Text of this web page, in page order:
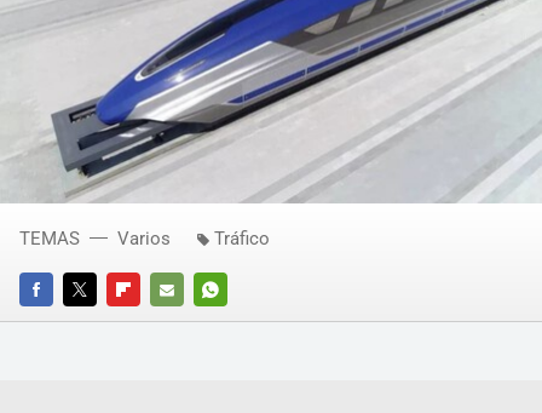
FACEBOOKTWITTERFLIPBOARD
E-
WHATSAPP
TEMAS Varios Tráfico